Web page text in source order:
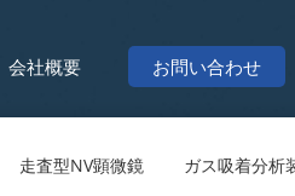
会社概要 お問い合わせ
走査型NV顕微鏡 ガス吸着分析